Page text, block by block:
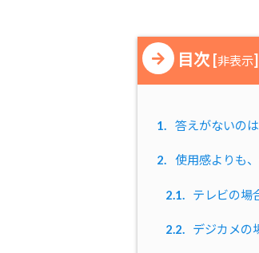
目次 [非表示]
1. 答えがないの
2. 使用感よりも
2.1. テレビの場
2.2. デジカメの